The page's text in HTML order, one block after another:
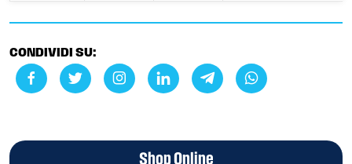
CONDIVIDI SU:
Shop Online